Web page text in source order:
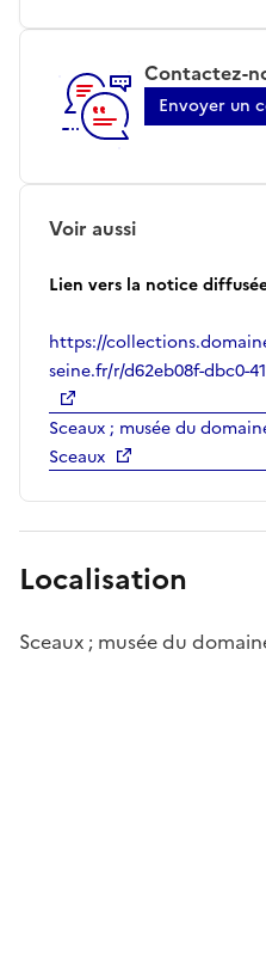
Contactez-
Envoyer un
Voir aussi
Lien vers la notice
https://
seine.fr/r/d62eb08f-dbc0-
Sceaux ; musée du
Sceaux
Localisation
Sceaux ; musée du